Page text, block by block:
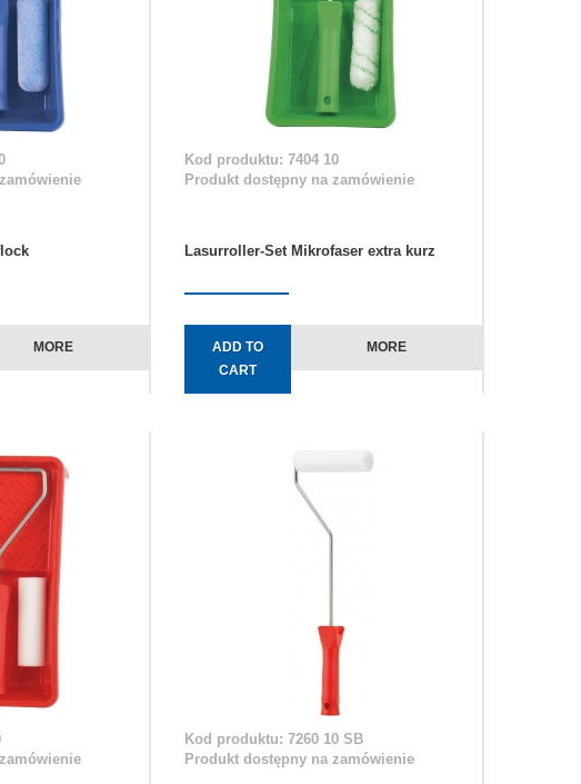
MORE
Kod produktu: 7404 10
Produkt dostępny na zamówienie
Lasurroller-Set Mikrofaser extra kurz
ADD TO
CART
MORE
Kod produktu: 7260 10 SB
Produkt dostępny na zamówienie